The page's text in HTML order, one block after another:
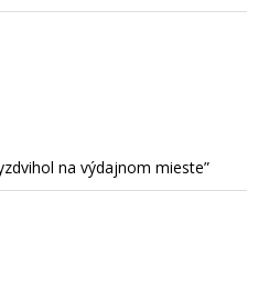
na výdajnom mieste